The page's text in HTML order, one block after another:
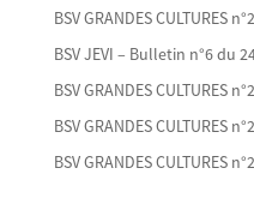
BSV GRANDES CULTURES
BSV JEVI – Bulletin n°6 du
BSV GRANDES CULTURES
BSV GRANDES CULTURES
BSV GRANDES CULTURES